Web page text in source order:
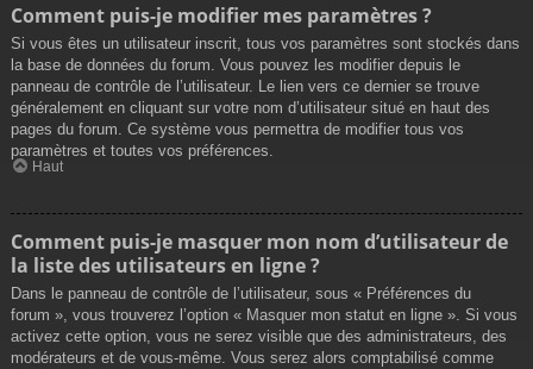
Comment puis-je modifier mes paramètres ?
Si vous êtes un utilisateur inscrit, tous vos paramètres sont stockés dans
la base de données du forum. Vous pouvez les modifier depuis le
panneau de contrôle de l’utilisateur. Le lien vers ce dernier se trouve
généralement en cliquant sur votre nom d’utilisateur situé en haut des
pages du forum. Ce système vous permettra de modifier tous vos
paramètres et toutes vos préférences.
Haut
Comment puis-je masquer mon nom d’utilisateur de
la liste des utilisateurs en ligne ?
Dans le panneau de contrôle de l’utilisateur, sous « Préférences du
forum », vous trouverez l’option « Masquer mon statut en ligne ». Si vous
activez cette option, vous ne serez visible que des administrateurs, des
modérateurs et de vous-même. Vous serez alors comptabilisé comme